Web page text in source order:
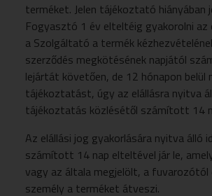
terméket. Jelen tájékoztató hiányában
Fogyasztó 1 év elteltéig gyakorolni az
a Szolgáltató a termék
szerződés megkötésének napjától
lejártát követően, de 12 hónapon belül
tájékoztatást, úgy az elállásra nyitva
tájékoztatás közlésétől számított 14
Az elállási jog gyakorlására nyitva álló
számított 14 nap elteltével jár le,
vagy az általa megjelölt, a fuvarozótól
személy a terméket átveszi.